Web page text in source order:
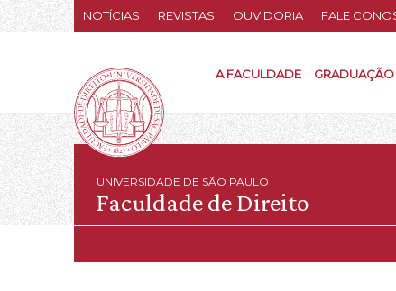
NOTÍCIAS REVISTAS OUVIDORIA FALE
A FACULDADE GRADUAÇÃO
UNIVERSIDADE DE SÃO PAULO
Faculdade de Direito